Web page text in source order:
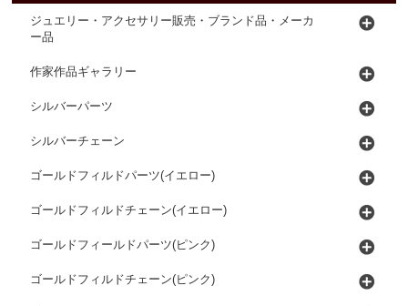
ジュエリー・アクセサリー販売・ブランド品・メーカ
ー品
作家作品ギャラリー
シルバーパーツ
シルバーチェーン
ゴールドフィルドパーツ(イエロー)
ゴールドフィルドチェーン(イエロー)
ゴールドフィールドパーツ(ピンク)
ゴールドフィルドチェーン(ピンク)